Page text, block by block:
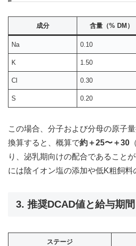
成分 含量（% DM）
Na 0.10
K 1.50
Cl 0.30
S 0.20
この場合、分子および分母の原子
換算すると、概算で約＋25〜＋30
り、泌乳期向けの配合であること
には陰イオン塩の添加や低K粗飼料
3. 推奨DCAD値と給与期間
ステージ